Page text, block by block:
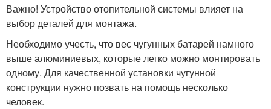
Важно! Устройство отопительной системы влияет на
выбор деталей для монтажа.
Необходимо учесть, что вес чугунных батарей намного
выше алюминиевых, которые легко можно монтировать
одному. Для качественной установки чугунной
конструкции нужно позвать на помощь несколько
человек.